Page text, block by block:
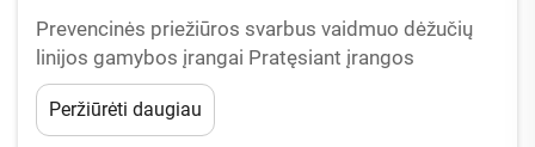
Prevencinės priežiūros svarbus vaidmuo dėžučių
linijos gamybos įrangai Pratęsiant įrangos
tarnavimo laiką dėka aktyvios priežiūros Reguliari
priežiūra padeda užkirsti kelią pernelyg greitam
Peržiūrėti daugiau